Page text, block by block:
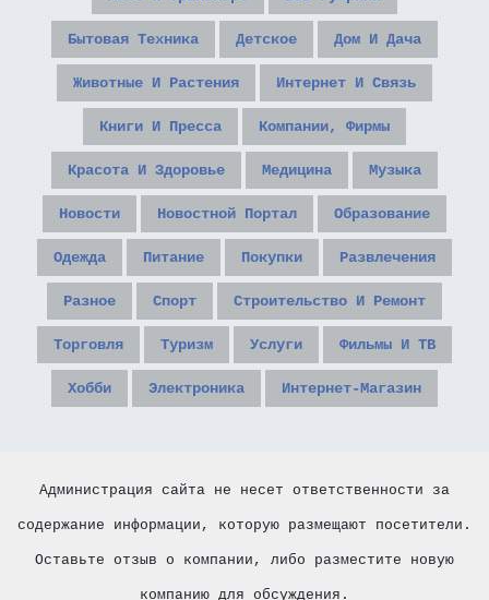
Бытовая Техника Детское Дом И Дача
Животные И Растения Интернет И Связь
Книги И Пресса Компании, Фирмы
Красота И Здоровье Медицина Музыка
Новости Новостной Портал Образование
Одежда Питание Покупки Развлечения
Разное Спорт Строительство И Ремонт
Торговля Туризм Услуги Фильмы И ТВ
Хобби Электроника Интернет-Магазин
Администрация сайта не несет ответственности за
содержание информации, которую размещают посетители.
Оставьте отзыв о компании, либо разместите новую
компанию для обсуждения.